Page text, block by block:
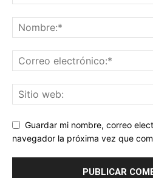
Guardar mi nombre, correo
navegador la próxima vez que